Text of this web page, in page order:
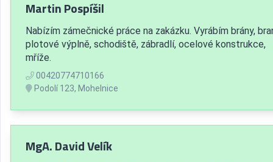
Martin Pospíšil
Nabízím zámečnické práce na zakázku. Vyrábím brány,
plotové výplně, schodiště, zábradlí, ocelové konstrukce,
mříže.
00420774710166
Podolí 123, Mohelnice
MgA. David Velík